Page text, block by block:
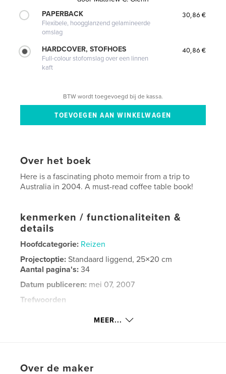
PAPERBACK
Flexibele, hoogglanzend gelamineerde
omslag
30,86 €
HARDCOVER, STOFHOES
Full-colour stofomslag over een linnen
kaft
40,86 €
BTW wordt toegevoegd bij de kassa.
Over het boek
Here is a fascinating photo memoir from a trip to
Australia in 2004. A must-read coffee table book!
kenmerken / functionaliteiten &
details
Hoofdcategorie: Reizen
Projectoptie:Standaard liggend, 25×20 cm
Aantal pagina's:34
Datum publiceren: mei 07, 2007
Trefwoorden
MEER...
Over de maker